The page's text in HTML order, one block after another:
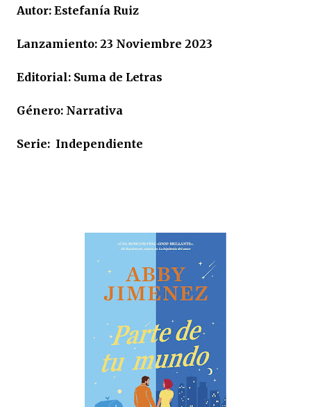
Autor: Estefanía Ruiz
Lanzamiento: 23 Noviembre 2023
Editorial: Suma de Letras
Género: Narrativa
Serie: Independiente